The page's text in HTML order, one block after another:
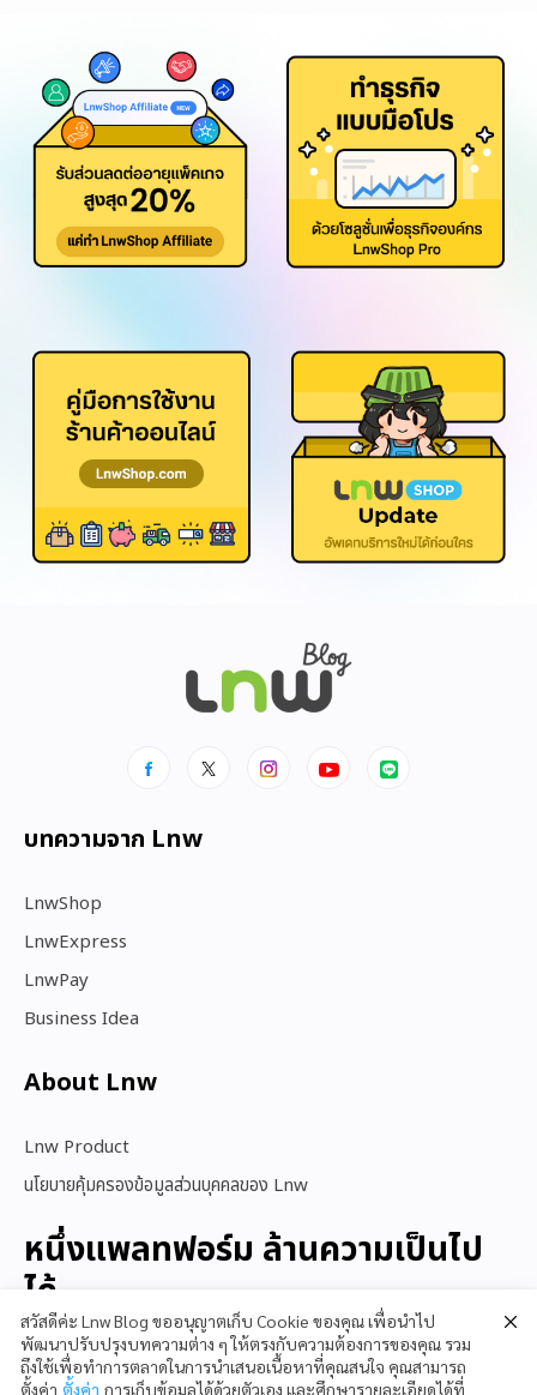
บทความจาก Lnw
LnwShop
LnwExpress
LnwPay
Business Idea
About Lnw​
Lnw Product
นโยบายคุ้มครองข้อมูลส่วนบุคคลของ Lnw
หนึ่งแพลทฟอร์ม ล้านความเป็นไป
ได้
สนใจใช้ LnwShop
สวัสดีค่ะ Lnw Blog ขออนุญาตเก็บ Cookie ของคุณ เพื่อนำไป
พัฒนาปรับปรุงบทความต่าง ๆ ให้ตรงกับความต้องการของคุณ รวม
ถึงใช้เพื่อทำการตลาดในการนำเสนอเนื้อหาที่คุณสนใจ คุณสามารถ
ตั้งค่า ตั้งค่า การเก็บข้อมูลได้ด้วยตัวเอง และศึกษารายละเอียดได้ที่